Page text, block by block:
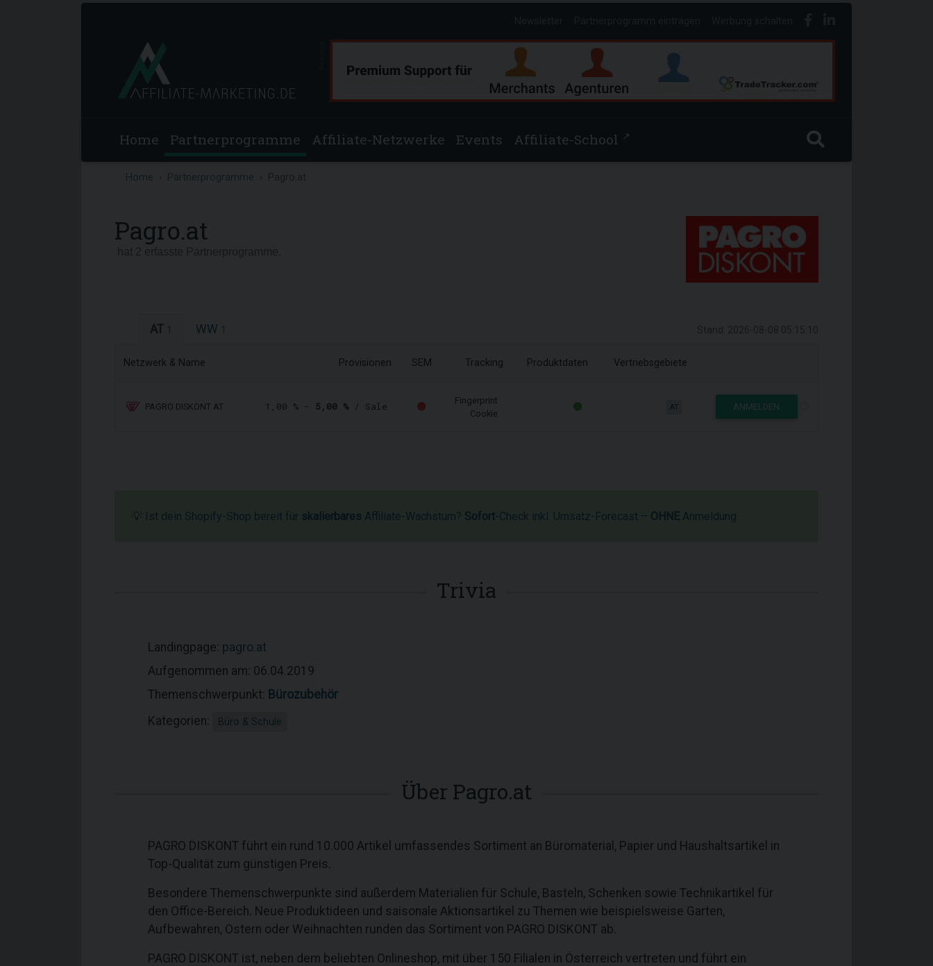
Home Partnerprogramme Affiliate-Netzwerke Events Affiliate-School ↗
Home Partnerprogramme
Pagro.at
AT WW
Netzwerk & Name Provisionen SEM Tracking Produktdaten Vertriebsgebiete
PAGRO DISKONT AT 1,00 % - 5,00 % / Sale
Fingerprint
Cookie
AT ANMELDEN
💡 Ist dein Shopify-Shop bereit für skalierbares Affiliate-Wachstum? Sofort-Check inkl. Umsatz-Forecast – OHNE Anmeldung.
Trivia
Landingpage: pagro.at
Aufgenommen am: 06.04.2019
Themenschwerpunkt: Bürozubehör
Kategorien:
Büro & Schule
Über Pagro.at
PAGRO DISKONT führt ein rund 10.000 Artikel umfassendes Sortiment an Büromaterial, Papier und Haushaltsartikel in
Top-Qualität zum günstigen Preis.
Besondere Themenschwerpunkte sind außerdem Materialien für Schule, Basteln, Schenken sowie Technikartikel für
den Office-Bereich. Neue Produktideen und saisonale Aktionsartikel zu Themen wie beispielsweise Garten,
Aufbewahren, Ostern oder Weihnachten runden das Sortiment von PAGRO DISKONT ab.
PAGRO DISKONT ist, neben dem beliebten Onlineshop, mit über 150 Filialen in Österreich vertreten und führt ein